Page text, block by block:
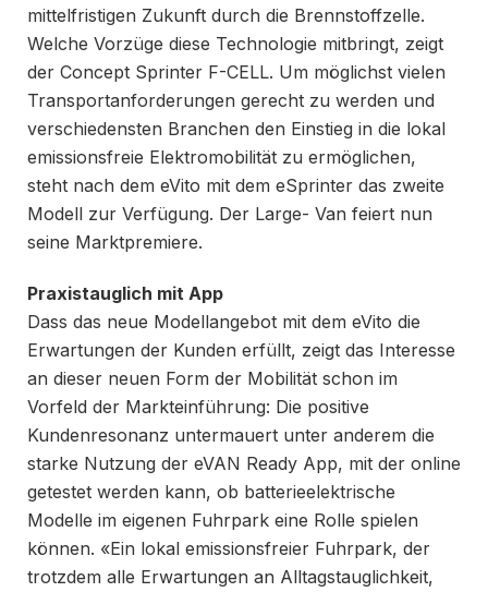
mittelfristigen Zukunft durch die Brennstoffzelle.
Welche Vorzüge diese Technologie mitbringt, zeigt
der Concept Sprinter F-CELL. Um möglichst vielen
Transportanforderungen gerecht zu werden und
verschiedensten Branchen den Einstieg in die lokal
emissionsfreie Elektromobilität zu ermöglichen,
steht nach dem eVito mit dem eSprinter das zweite
Modell zur Verfügung. Der Large- Van feiert nun
seine Marktpremiere.
Praxistauglich mit App
Dass das neue Modellangebot mit dem eVito die
Erwartungen der Kunden erfüllt, zeigt das Interesse
an dieser neuen Form der Mobilität schon im
Vorfeld der Markteinführung: Die positive
Kundenresonanz untermauert unter anderem die
starke Nutzung der eVAN Ready App, mit der online
getestet werden kann, ob batterieelektrische
Modelle im eigenen Fuhrpark eine Rolle spielen
können. «Ein lokal emissionsfreier Fuhrpark, der
trotzdem alle Erwartungen an Alltagstauglichkeit,